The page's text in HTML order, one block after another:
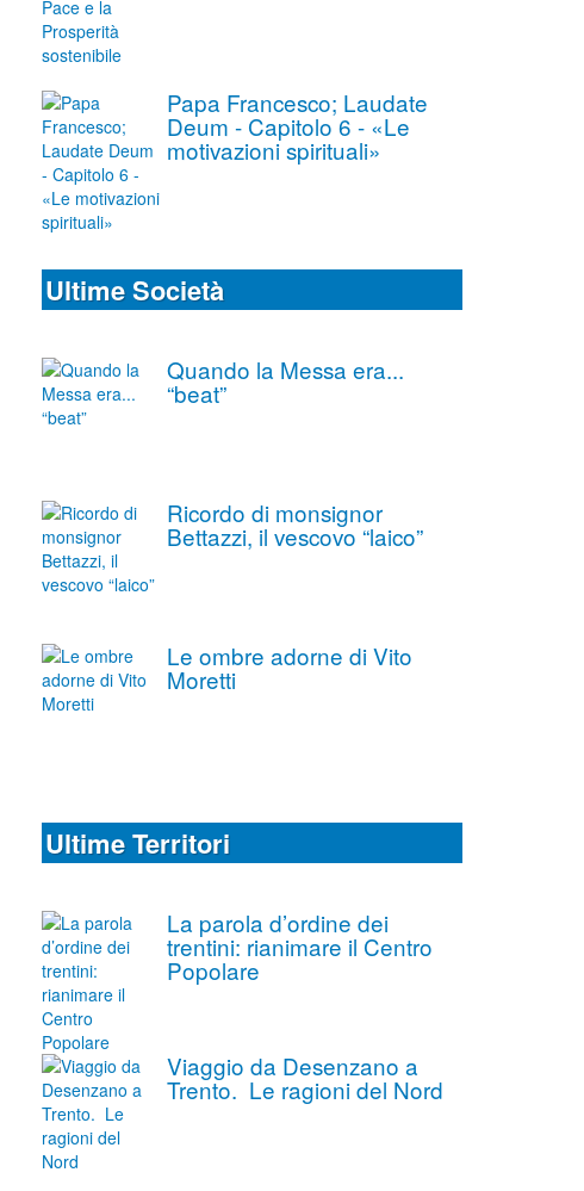
Papa Francesco; Laudate
Deum - Capitolo 6 - «Le
motivazioni spirituali»
Ultime Società
Quando la Messa era...
“beat”
Ricordo di monsignor
Bettazzi, il vescovo “laico”
Le ombre adorne di Vito
Moretti
Ultime Territori
La parola d’ordine dei
trentini: rianimare il Centro
Popolare
Viaggio da Desenzano a
Trento. Le ragioni del Nord